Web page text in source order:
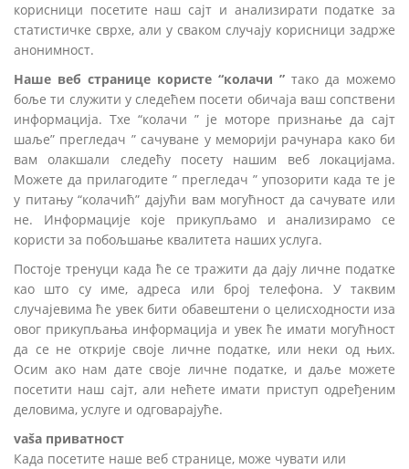
корисници посетите наш сајт и анализирати податке за
статистичке сврхе, али у сваком случају корисници задрже
анонимност.
Наше веб странице користе “колачи ” тако да можемо
боље ти служити у следећем посети обичаја ваш сопствени
информација. Тхе “колачи ” је моторе признање да сајт
шаље” прегледач ” сачуване у меморији рачунара како би
вам олакшали следећу посету нашим веб локацијама.
Можете да прилагодите ” прегледач ” упозорити када те је
у питању “колачић” дајући вам могућност да сачувате или
не. Информације које прикупљамо и анализирамо се
користи за побољшање квалитета наших услуга.
Постоје тренуци када ће се тражити да дају личне податке
као што су име, адреса или број телефона. У таквим
случајевима ће увек бити обавештени о целисходности иза
овог прикупљања информација и увек ће имати могућност
да се не открије своје личне податке, или неки од њих.
Осим ако нам дате своје личне податке, и даље можете
посетити наш сајт, али нећете имати приступ одређеним
деловима, услуге и одговарајуће.
vaša приватност
Када посетите наше веб странице, може чувати или